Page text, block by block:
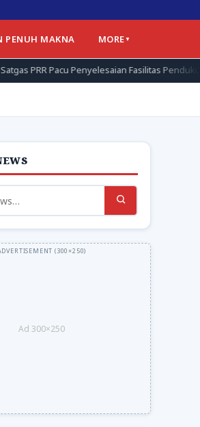
PENUH MAKNA MORE
Fasilitas Pendukung Huntap di Aceh
Ad 300×250